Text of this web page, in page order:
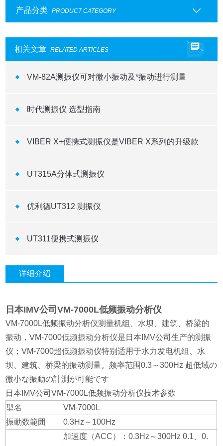
产品分类 PRODUCT CATEGORY
相关文章 RELATED ARTICLES
VM-82A测振仪可对微小振动及*振动进行测量
时代测振仪 选型指南
VIBER X+便携式测振仪是VIBER X系列的升级款
UT315A分体式测振仪
优利德UT312 测振仪
UT311便携式测振仪
详细介绍
日本IMV公司VM-7000L低频振动分析仪
VM-7000L低频振动分析仪测量机组、水坝、建筑、桥梁的
振动，VM-7000低频振动分析仪是日本IMV公司生产的测振
仪；VM-7000超低频振动仪特别适用于水力发电机组、水
坝、建筑、桥梁的振动测量。频率范围0.3～300Hz 超低域の
微小な振動の計測が可能です
日本IMV公司VM-7000L低频振动分析仪技术参数
型名
VM-7000L
振動数範囲
0.3Hz～100Hz
加速度（ACC）：0.3Hz～300Hz 0.1、0.